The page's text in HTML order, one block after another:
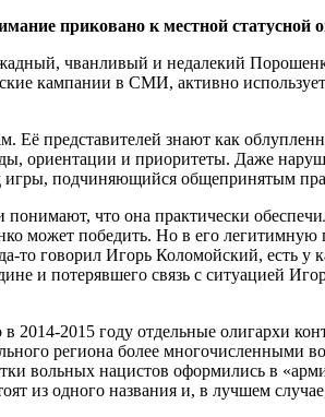
приковано к местной статусной
чванливый и недалекий
кампании в СМИ, активно
представителей знают как
ориентации и приоритеты. Даже
игры, подчиняющийся общепринятым
что она практически
может победить. Но в его
то говорил Игорь Коломойский, есть
и потерявшего связь с ситуацией
2015 году отдельные олигархи
региона более
вольных нацистов оформились в
из одного названия и, в лучшем